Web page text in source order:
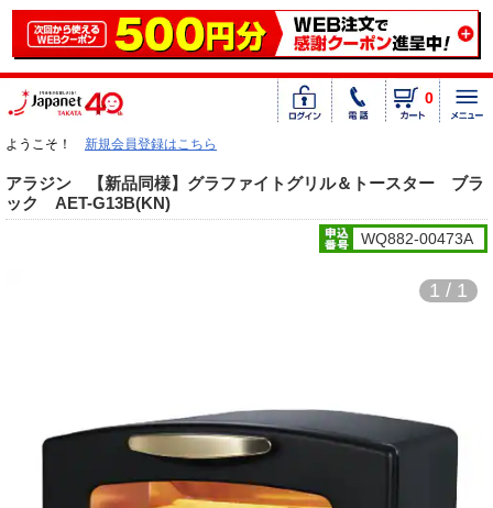
0
ようこそ！ 新規会員登録はこちら
アラジン 【新品同様】グラファイトグリル＆トースター ブラ
ック AET-G13B(KN)
WQ882-00473A
1 / 1